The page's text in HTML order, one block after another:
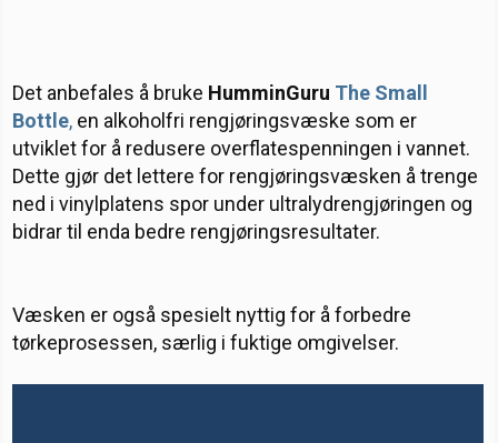
Det anbefales å bruke HumminGuru The Small
Bottle, en alkoholfri rengjøringsvæske som er
utviklet for å redusere overflatespenningen i vannet.
Dette gjør det lettere for rengjøringsvæsken å trenge
ned i vinylplatens spor under ultralydrengjøringen og
bidrar til enda bedre rengjøringsresultater.
Væsken er også spesielt nyttig for å forbedre
tørkeprosessen, særlig i fuktige omgivelser.